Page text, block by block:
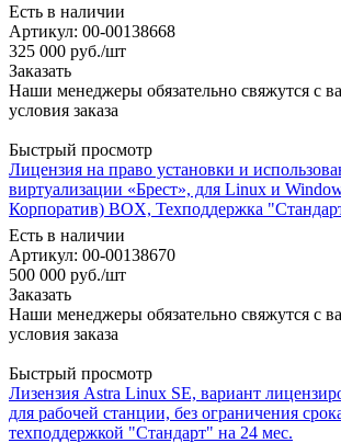
Есть в наличии
Артикул: 00-00138668
325 000 руб./шт
Заказать
Наши менеджеры обязательно свяжутся с
условия заказа
Быстрый просмотр
Лицензия на право установки и
виртуализации «Брест», для Linux и
Корпоратив) BOX, Техподдержка
Есть в наличии
Артикул: 00-00138670
500 000 руб./шт
Заказать
Наши менеджеры обязательно свяжутся с
условия заказа
Быстрый просмотр
Лизензия Astra Linux SE, вариант
для рабочей станции, без ограничения
техподдержкой "Стандарт" на 24 мес.